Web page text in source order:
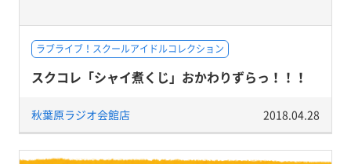
ラブライブ！スクールアイドルコレクション
スクコレ「シャイ煮くじ」おかわりずらっ！！！
秋葉原ラジオ会館店 2018.04.28